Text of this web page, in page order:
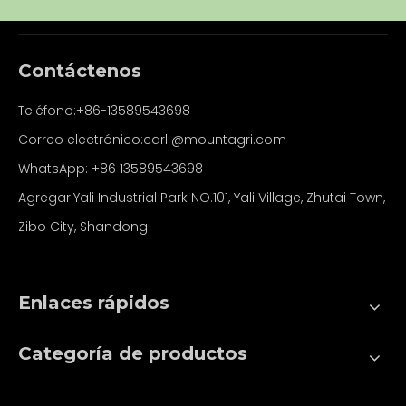
Contáctenos
Teléfono:+86-13589543698
Correo electrónico:carl @mountagri.com
WhatsApp: +86 13589543698
Agregar:Yali Industrial Park NO.101, Yali Village, Zhutai Town,
Zibo City, Shandong
Enlaces rápidos
Categoría de productos